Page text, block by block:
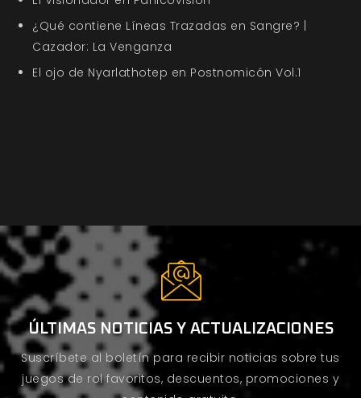
¿Qué contiene Líneas Trazadas en Sangre? |
Cazador: La Venganza
El ojo de Nyarlathotep en Postnomicón Vol.1
ÚLTIMAS NOTICIAS Y ACTUALIZACIONES
Suscríbete al boletín para recibir noticias sobre tus
juegos de rol favoritos, descuentos, promociones y